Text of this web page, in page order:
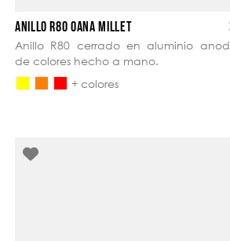
ANILLO R80 OANA MILLET
Anillo R80 cerrado en aluminio
de colores hecho a mano.
+ colores